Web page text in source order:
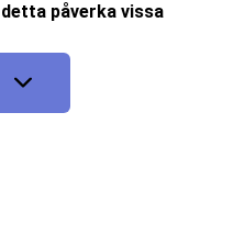
påverka vissa